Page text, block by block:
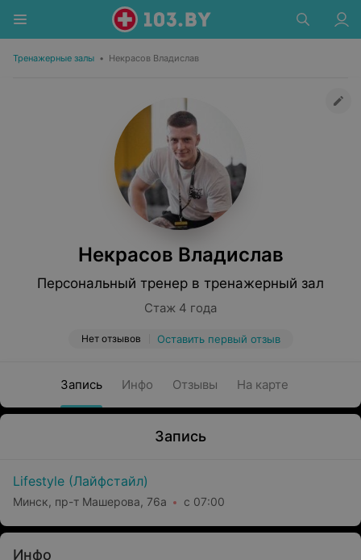
Тренажерные залы • Некрасов Владислав
Некрасов Владислав
Персональный тренер в тренажерный зал
Стаж 4 года
Нет отзывов Оставить первый отзыв
Запись Инфо Отзывы На карте
Запись
Lifestyle (Лайфстайл)
Минск, пр-т Машерова, 76а с 07:00
Инфо